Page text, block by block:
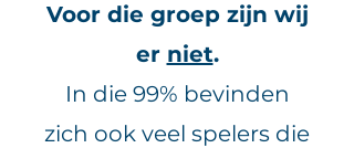
Voor die groep zijn wij
er niet.
In die 99% bevinden
zich ook veel spelers die